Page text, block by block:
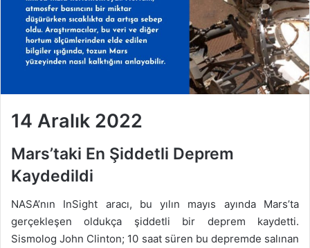
14 Aralık 2022
Mars’taki En Şiddetli Deprem
Kaydedildi
NASA’nın InSight aracı, bu yılın mayıs ayında Mars’ta
gerçekleşen oldukça şiddetli bir deprem kaydetti.
Sismolog John Clinton; 10 saat süren bu depremde salınan